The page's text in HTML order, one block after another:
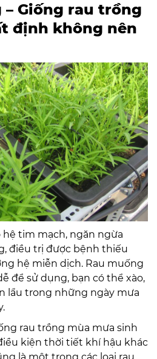
– Giống rau trồng
định không nên
hệ tim mạch, ngăn ngừa
điều trị được bệnh thiếu
hệ miễn dịch. Rau muống
để sử dụng, bạn có thể xào,
lẩu trong những ngày mưa
rau trồng mùa mưa sinh
kiện thời tiết khí hậu khác